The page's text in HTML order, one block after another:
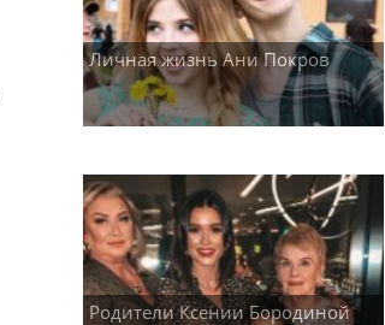
Личная жизнь Ани Покров
Родители Ксении Бородиной